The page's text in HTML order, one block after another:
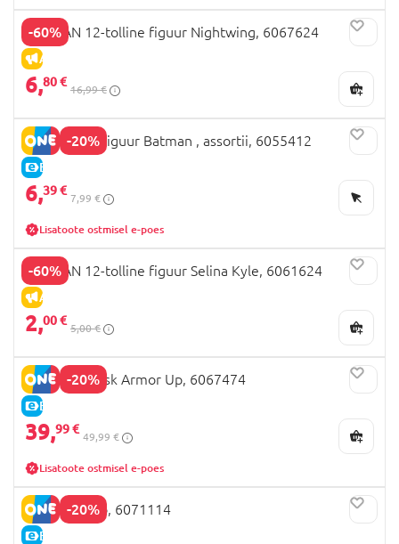
-60%
ALLAHINDLUS
BATMAN 12-tolline figuur Nightwing, 6067624
6,80 €
16,99 €
-20%
E-HIND
BETMAN 6" figuur Batman , assortii, 6055412
6,39 €
7,99 €
Lisatoote ostmisel e-poes
-60%
ALLAHINDLUS
BATMAN 12-tolline figuur Selina Kyle, 6061624
2,00 €
5,00 €
-20%
E-HIND
BATMAN mask Armor Up, 6067474
39,99 €
49,99 €
Lisatoote ostmisel e-poes
-20%
E-HIND
BATMAN vöö, 6071114